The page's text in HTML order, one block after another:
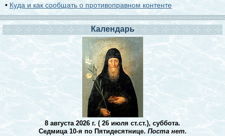
• Куда и как сообщать о противоправном контенте
Календарь
8 августа 2026 г. ( 26 июля ст.ст.), суббота.
Седмица 10-я по Пятидесятнице. Поста нет.